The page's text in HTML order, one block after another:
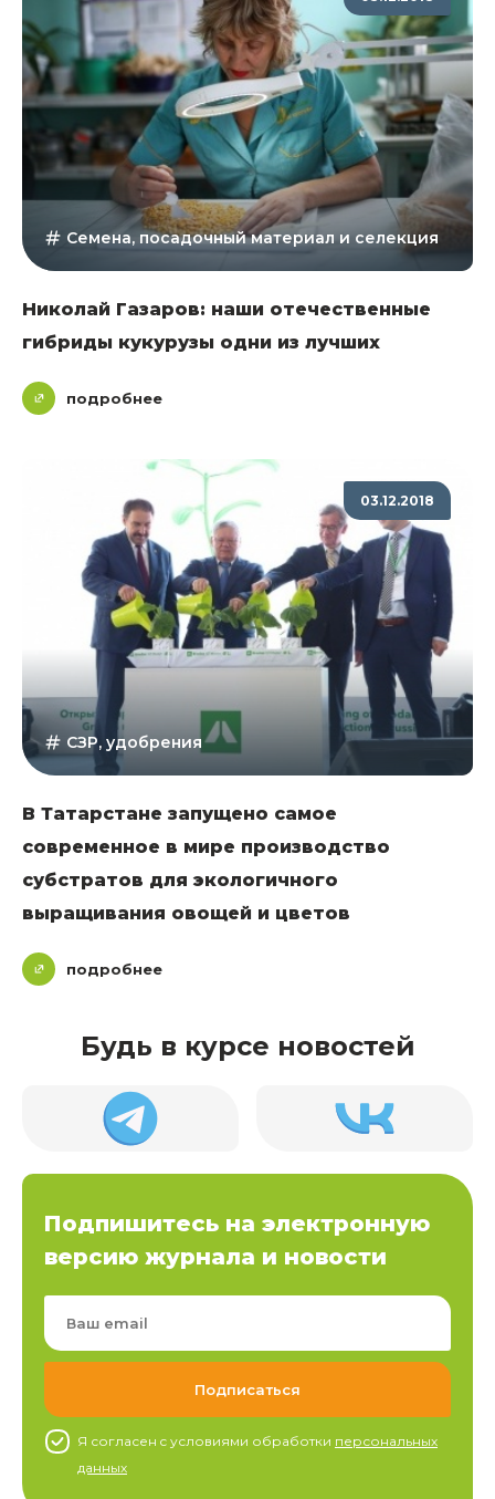
Семена, посадочный материал и селекция
Николай Газаров: наши отечественные
гибриды кукурузы одни из лучших
подробнее
03.12.2018
СЗР, удобрения
В Татарстане запущено самое
современное в мире производство
субстратов для экологичного
выращивания овощей и цветов
подробнее
Будь в курсе новостей
Подпишитесь на электронную
версию журнала и новости
Я согласен c условиями обработки персональных
данных